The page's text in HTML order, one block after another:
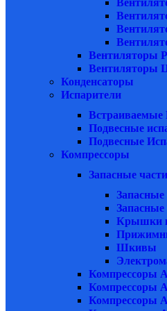
Вентиляторы
Вентиляторы
Конденсаторы
Испарители
Встраиваемые
Подвесные
Подвесные
Компрессоры
Запасные
Крышки
Шкивы
Компрессоры
Компрессоры
Компрессоры